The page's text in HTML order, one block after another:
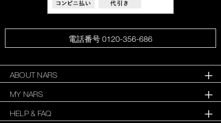
電話番号 0120-356-686
ABOUT NARS
MY NARS
HELP & FAQ